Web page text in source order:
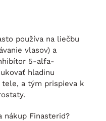
používa na liečbu
vlasov) a
5-alfa-
hladinu
a tým prispieva k
nákup Finasterid?